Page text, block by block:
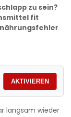
zu sein?
fit
AKTIVIEREN
langsam wieder